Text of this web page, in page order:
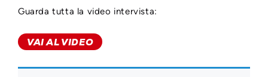
Guarda tutta la video intervista:
VAI AL VIDEO